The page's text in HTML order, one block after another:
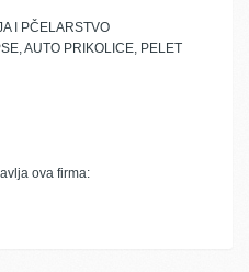
I PČELARSTVO
AUTO PRIKOLICE, PELET
ova firma: